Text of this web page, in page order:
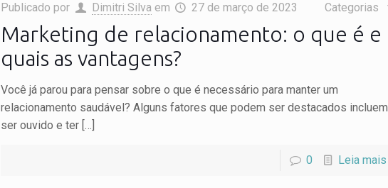
Publicado por Dimitri Silva em 27 de março de 2023 Categorias
Marketing de relacionamento: o que é e
quais as vantagens?
Você já parou para pensar sobre o que é necessário para manter um
relacionamento saudável? Alguns fatores que podem ser destacados incluem
ser ouvido e ter […]
0 Leia mais